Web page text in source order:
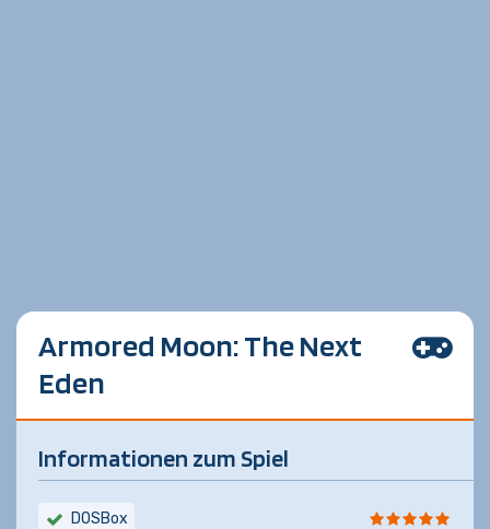
Armored Moon: The Next
Eden
Informationen zum Spiel
DOSBox